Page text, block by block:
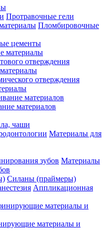
Протравочные гели
Пломбировочные
цементы
материалы
отверждения
отверждения
материалов
чаши
Материалы для
Материалы
Силаны (праймеры)
Аппликационная
материалы и